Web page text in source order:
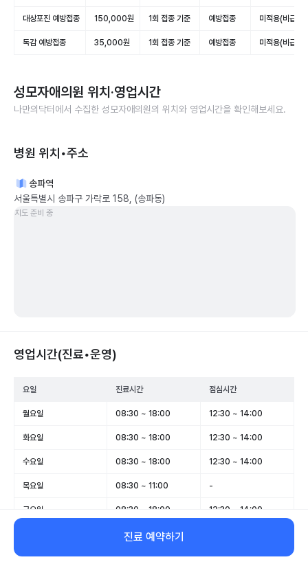
대상포진 예방접종 150,000원 1회 접종 기준 예방접종 미적용(비급여)
독감 예방접종 35,000원 1회 접종 기준 예방접종 미적용(비급여)
성모자애의원 위치·영업시간
나만의닥터에서 수집한 성모자애의원의 위치와 영업시간을 확인해보세요.
병원 위치•주소
송파역
서울특별시 송파구 가락로 158, (송파동)
지도 준비 중
영업시간(진료•운영)
요일 진료시간 점심시간
월요일 08:30 ~ 18:00 12:30 ~ 14:00
화요일 08:30 ~ 18:00 12:30 ~ 14:00
수요일 08:30 ~ 18:00 12:30 ~ 14:00
목요일 08:30 ~ 11:00 -
금요일 08:30 ~ 18:00 12:30 ~ 14:00
08:30 ~ 12:30
일요일 휴무 -
진료 예약하기